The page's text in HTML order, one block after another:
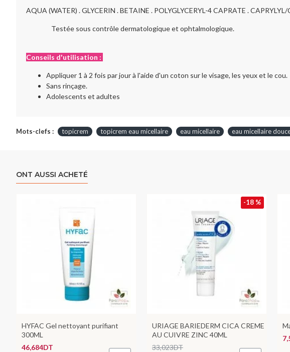
AQUA (WATER) . GLYCERIN . BETAINE . POLYGLYCERYL-4 CAPRATE .
Testée sous contrôle dermatologique et ophtalmologique.
Conseils d'utilisation :
Appliquer 1 à 2 fois par jour à l'aide d'un coton sur le visage, les yeux et le cou.
Sans rinçage.
Adolescents et adultes
Mots-clefs : topicrem topicrem eau micellaire eau micellaire eau micellaire
ONT AUSSI ACHETÉ
HYFAC Gel nettoyant purifiant
300ML
46,684DT
-18 %
URIAGE BARIEDERM CICA CREME
AU CUIVRE ZINC 40ML
33,023DT